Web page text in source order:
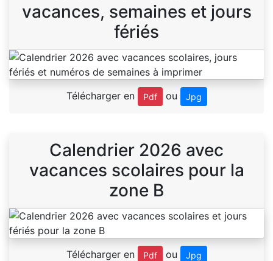
vacances, semaines et jours
fériés
Télécharger en Pdf ou Jpg
Calendrier 2026 avec
vacances scolaires pour la
zone B
Télécharger en Pdf ou Jpg